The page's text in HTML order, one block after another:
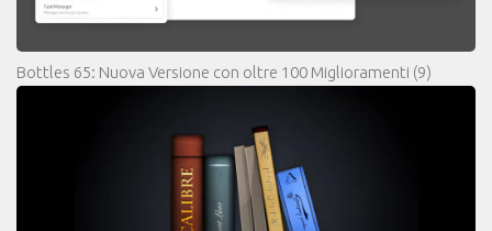
Bottles 65: Nuova Versione con oltre 100 Miglioramenti (9)